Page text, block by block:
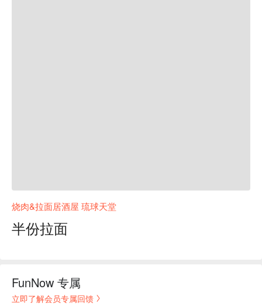
烧肉&拉面居酒屋 琉球天堂
半份拉面
FunNow 专属
立即了解会员专属回馈